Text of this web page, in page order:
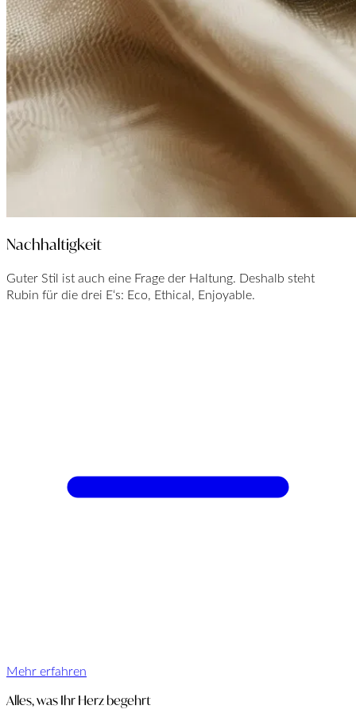
Nachhaltigkeit
Guter Stil ist auch eine Frage der Haltung. Deshalb steht
Rubin für die drei E‘s: Eco, Ethical, Enjoyable.
Mehr erfahren
Alles, was Ihr Herz begehrt